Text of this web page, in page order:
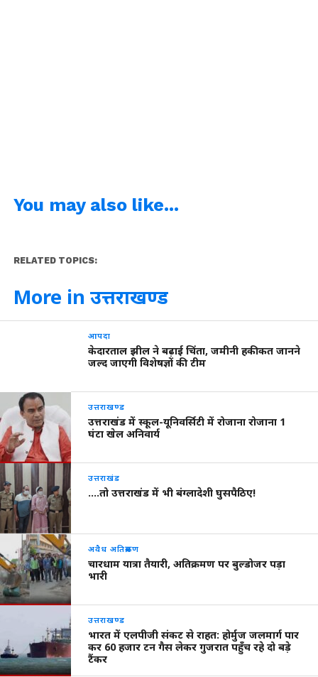
You may also like...
RELATED TOPICS:
More in उत्तराखण्ड
आपदा
केदारताल झील ने बढ़ाई चिंता, जमीनी हकीकत जानने
जल्द जाएगी विशेषज्ञों की टीम
उत्तराखण्ड
उत्तराखंड में स्कूल-यूनिवर्सिटी में रोजाना रोजाना 1
घंटा खेल अनिवार्य
उत्तराखंड
….तो उत्तराखंड में भी बंग्लादेशी घुसपैठिए!
अवैध अतिक्रमण
चारधाम यात्रा तैयारी, अतिक्रमण पर बुल्डोजर पड़ा
भारी
उत्तराखण्ड
भारत में एलपीजी संकट से राहत: होर्मुज जलमार्ग पार
कर 60 हजार टन गैस लेकर गुजरात पहुँच रहे दो बड़े
टैंकर